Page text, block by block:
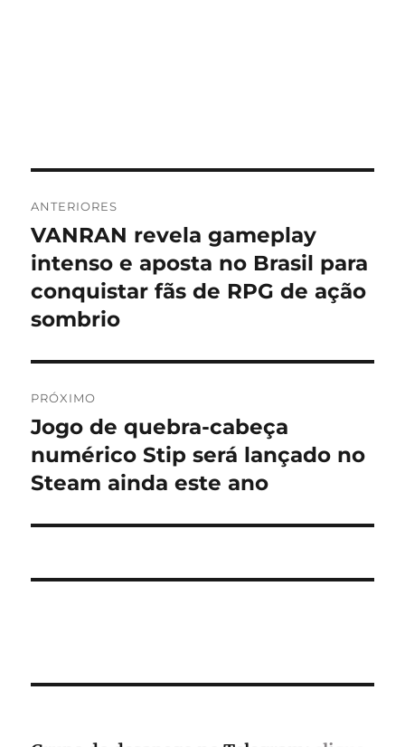
de
Post
ANTERIORES
Post
anterior:
VANRAN revela gameplay
intenso e aposta no Brasil para
conquistar fãs de RPG de ação
sombrio
PRÓXIMO
Próximo
post:
Jogo de quebra-cabeça
numérico Stip será lançado no
Steam ainda este ano